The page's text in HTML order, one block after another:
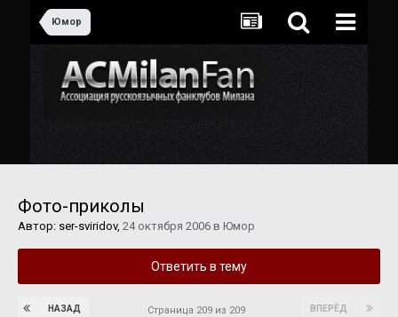
Юмор
Фото-приколы
Автор: ser-sviridov, 24 октября 2006 в Юмор
Ответить в тему
НАЗАД ВПЕРЁД
Страница 209 из 209